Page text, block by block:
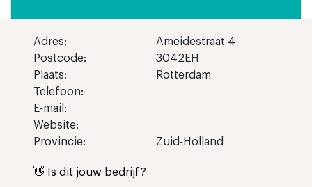
Adres:
Ameidestraat 4
Postcode:
3042EH
Plaats:
Rotterdam
Telefoon:
E-mail:
Website:
Provincie:
Zuid-Holland
👋 Is dit jouw bedrijf?